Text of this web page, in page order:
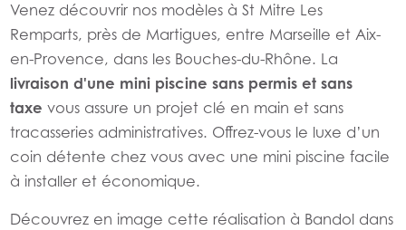
Venez découvrir nos modèles à St Mitre Les
Remparts, près de Martigues, entre Marseille et Aix-
en-Provence, dans les Bouches-du-Rhône. La
livraison d'une mini piscine sans permis et sans
taxevous assure un projet clé en main et sans
tracasseries administratives. Offrez-vous le luxe d’un
coin détente chez vous avec une mini piscine facile
à installer et économique.
Découvrez en image cette réalisation à Bandol dans